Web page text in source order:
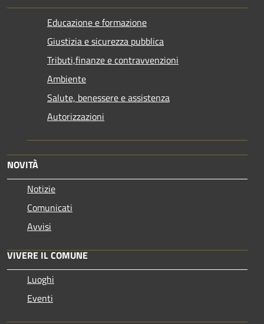
Educazione e formazione
Giustizia e sicurezza pubblica
Tributi,finanze e contravvenzioni
Ambiente
Salute, benessere e assistenza
Autorizzazioni
NOVITÀ
Notizie
Comunicati
Avvisi
VIVERE IL COMUNE
Luoghi
Eventi